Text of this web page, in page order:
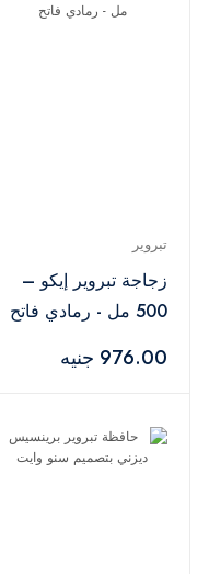
تبروير
زجاجة تبروير إيكو –
500 مل - رمادي فاتح
976.00 جنيه